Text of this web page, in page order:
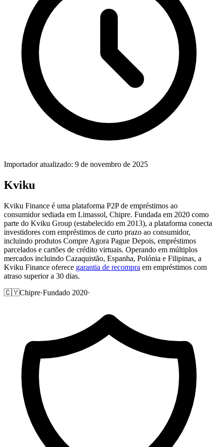
Importador atualizado: 9 de novembro de 2025
Kviku
Kviku Finance é uma plataforma P2P de empréstimos ao
consumidor sediada em Limassol, Chipre. Fundada em 2020 como
parte do Kviku Group (estabelecido em 2013), a plataforma conecta
investidores com empréstimos de curto prazo ao consumidor,
incluindo produtos Compre Agora Pague Depois, empréstimos
parcelados e cartões de crédito virtuais. Operando em múltiplos
mercados incluindo Cazaquistão, Espanha, Polónia e Filipinas, a
Kviku Finance oferece garantia de recompra em empréstimos com
atraso superior a 30 dias.
🇨🇾Chipre·Fundado 2020·